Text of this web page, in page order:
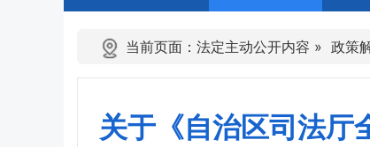
当前页面： 法定主动公开内容 » 政策
关于《自治区司法厅